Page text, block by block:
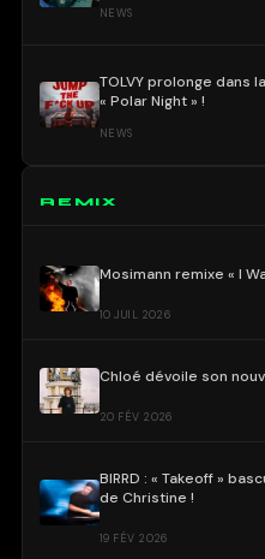
NEWS
TOLVY prolonge dans
« Polar Night » !
NEWS
REMIX
Mosimann remixe « I
10 JUIL 2026
Chloé dévoile son
20 FÉV 2026
BIRRD : « Takeoff »
de Christine !
19 FÉV 2026